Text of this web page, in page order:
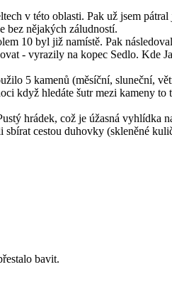
v této oblasti. Pak už jsem
bez nějakých záludností.
10 byl již namístě. Pak
- vyrazily na kopec Sedlo. Kde
5 kamenů (měsíční, sluneční,
když hledáte šutr mezi kameny to
hrádek, což je úžasná vyhlídka
sbírat cestou duhovky (skleněné
bavit.